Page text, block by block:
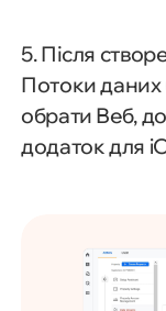
5. Після
Потоки
обрати Веб,
додаток для